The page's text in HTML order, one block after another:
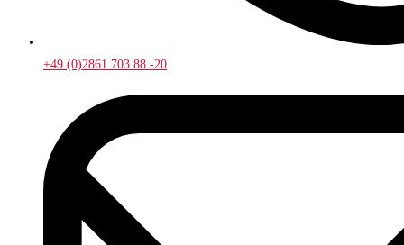
+49 (0)2861 703 88 -20